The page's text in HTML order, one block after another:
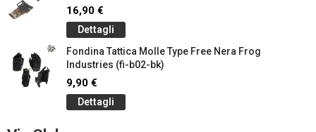
16,90 €
Dettagli
Fondina Tattica Molle Type Free Nera Frog
Industries (fi-b02-bk)
9,90 €
Dettagli